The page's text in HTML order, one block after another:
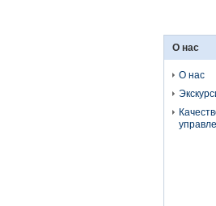
О нас
О нас